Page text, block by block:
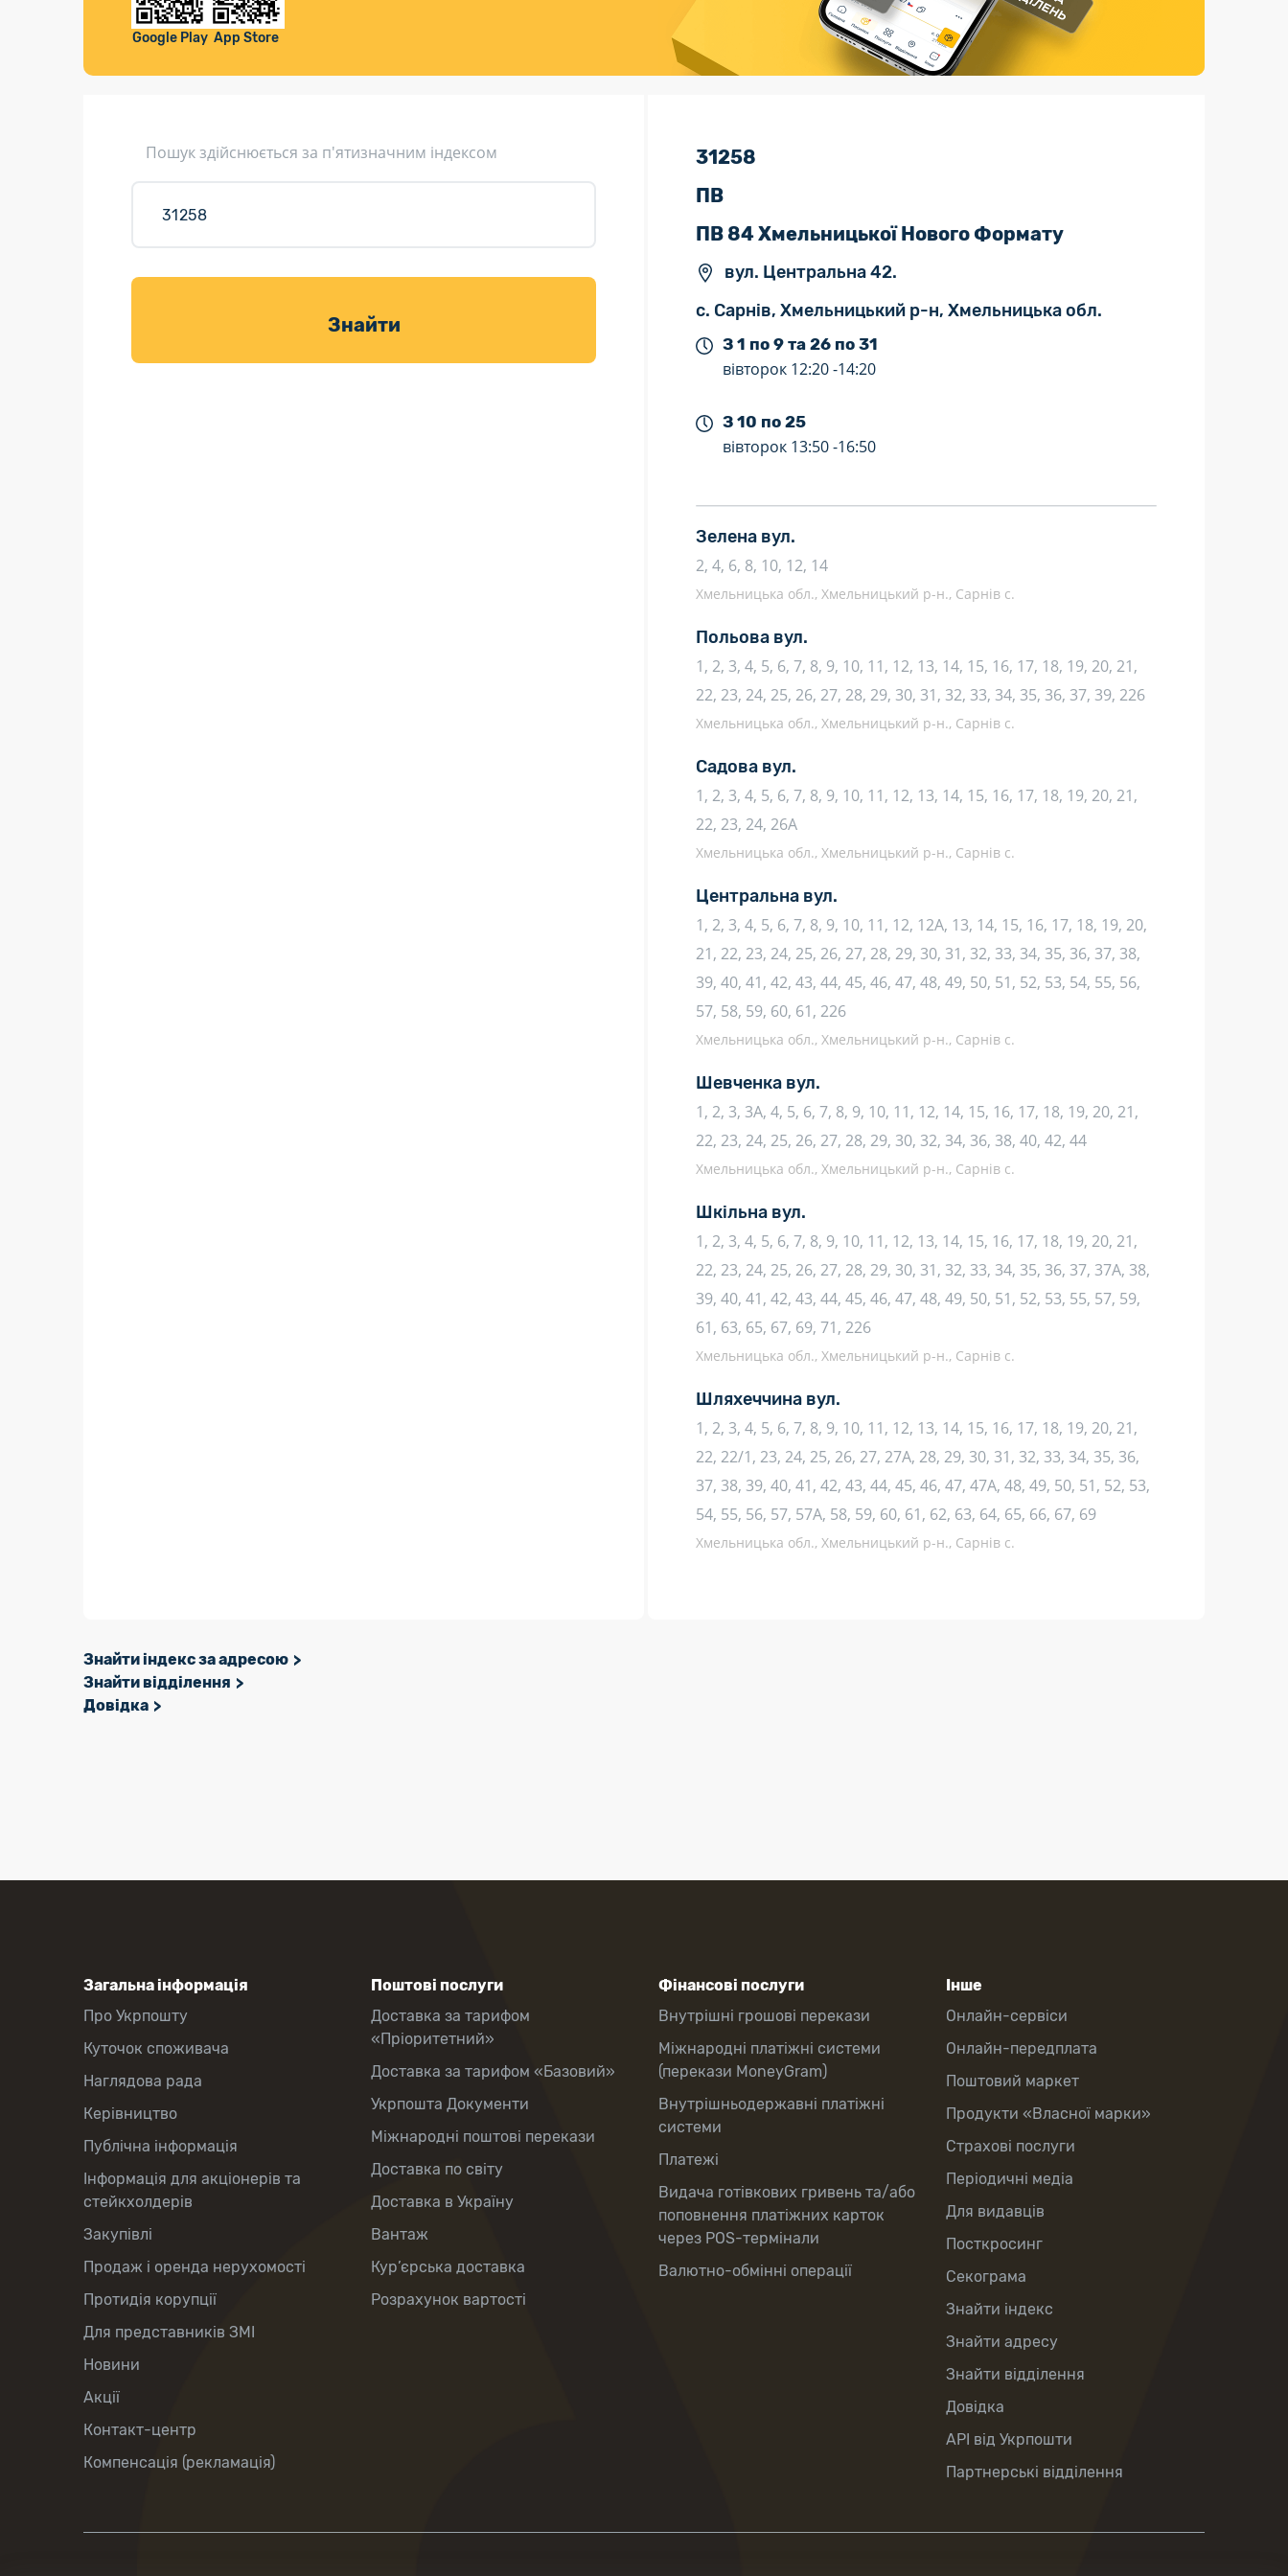
Листи та листівки
Доставка товарів для саду
Валютно-обмінні операції
Страхові послуги
Каталог «Укрпошта Маркет»
Google Play App Store
Пошук здійснюється за п'ятизначним індексом
Знайти
31258
ПВ
ПВ 84 Хмельницької Нового Формату
вул. Центральна 42.
с. Сарнів, Хмельницький р-н, Хмельницька обл.
З 1 по 9 та 26 по 31
вівторок 12:20 -14:20
З 10 по 25
вівторок 13:50 -16:50
Зелена вул.
2, 4, 6, 8, 10, 12, 14
Хмельницька обл., Хмельницький р-н., Сарнів с.
Польова вул.
1, 2, 3, 4, 5, 6, 7, 8, 9, 10, 11, 12, 13, 14, 15, 16, 17, 18, 19, 20, 21,
22, 23, 24, 25, 26, 27, 28, 29, 30, 31, 32, 33, 34, 35, 36, 37, 39, 226
Хмельницька обл., Хмельницький р-н., Сарнів с.
Садова вул.
1, 2, 3, 4, 5, 6, 7, 8, 9, 10, 11, 12, 13, 14, 15, 16, 17, 18, 19, 20, 21,
22, 23, 24, 26А
Хмельницька обл., Хмельницький р-н., Сарнів с.
Центральна вул.
1, 2, 3, 4, 5, 6, 7, 8, 9, 10, 11, 12, 12А, 13, 14, 15, 16, 17, 18, 19, 20,
21, 22, 23, 24, 25, 26, 27, 28, 29, 30, 31, 32, 33, 34, 35, 36, 37, 38,
39, 40, 41, 42, 43, 44, 45, 46, 47, 48, 49, 50, 51, 52, 53, 54, 55, 56,
57, 58, 59, 60, 61, 226
Хмельницька обл., Хмельницький р-н., Сарнів с.
Шевченка вул.
1, 2, 3, 3А, 4, 5, 6, 7, 8, 9, 10, 11, 12, 14, 15, 16, 17, 18, 19, 20, 21,
22, 23, 24, 25, 26, 27, 28, 29, 30, 32, 34, 36, 38, 40, 42, 44
Хмельницька обл., Хмельницький р-н., Сарнів с.
Шкільна вул.
1, 2, 3, 4, 5, 6, 7, 8, 9, 10, 11, 12, 13, 14, 15, 16, 17, 18, 19, 20, 21,
22, 23, 24, 25, 26, 27, 28, 29, 30, 31, 32, 33, 34, 35, 36, 37, 37А, 38,
39, 40, 41, 42, 43, 44, 45, 46, 47, 48, 49, 50, 51, 52, 53, 55, 57, 59,
61, 63, 65, 67, 69, 71, 226
Хмельницька обл., Хмельницький р-н., Сарнів с.
Шляхеччина вул.
1, 2, 3, 4, 5, 6, 7, 8, 9, 10, 11, 12, 13, 14, 15, 16, 17, 18, 19, 20, 21,
22, 22/1, 23, 24, 25, 26, 27, 27А, 28, 29, 30, 31, 32, 33, 34, 35, 36,
37, 38, 39, 40, 41, 42, 43, 44, 45, 46, 47, 47А, 48, 49, 50, 51, 52, 53,
54, 55, 56, 57, 57А, 58, 59, 60, 61, 62, 63, 64, 65, 66, 67, 69
Хмельницька обл., Хмельницький р-н., Сарнів с.
Знайти індекс за адресою
Знайти відділення
Довідка
Загальна інформація
Про Укрпошту
Куточок споживача
Наглядова рада
Керівництво
Публічна інформація
Інформація для акціонерів та
стейкхолдерів
Закупівлі
Продаж і оренда нерухомості
Протидія корупції
Для представників ЗМІ
Новини
Акції
Контакт-центр
Компенсація (рекламація)
Поштові послуги
Доставка за тарифом
«Пріоритетний»
Доставка за тарифом «Базовий»
Укрпошта Документи
Міжнародні поштові перекази
Доставка по світу
Доставка в Україну
Вантаж
Кур’єрська доставка
Розрахунок вартості
Фінансові послуги
Внутрішні грошові перекази
Міжнародні платіжні системи
(перекази MoneyGram)
Внутрішньодержавні платіжні
системи
Платежі
Видача готівкових гривень та/або
поповнення платіжних карток
через POS-термінали
Валютно-обмінні операції
Інше
Онлайн-сервіси
Онлайн-передплата
Поштовий маркет
Продукти «Власної марки»
Страхові послуги
Періодичні медіа
Для видавців
Посткросинг
Секограма
Знайти індекс
Знайти адресу
Знайти відділення
Довідка
API від Укрпошти
Партнерські відділення